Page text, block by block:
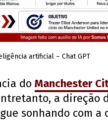
artificial – Chat GPT
do Manchester
a direção
sonhando com a